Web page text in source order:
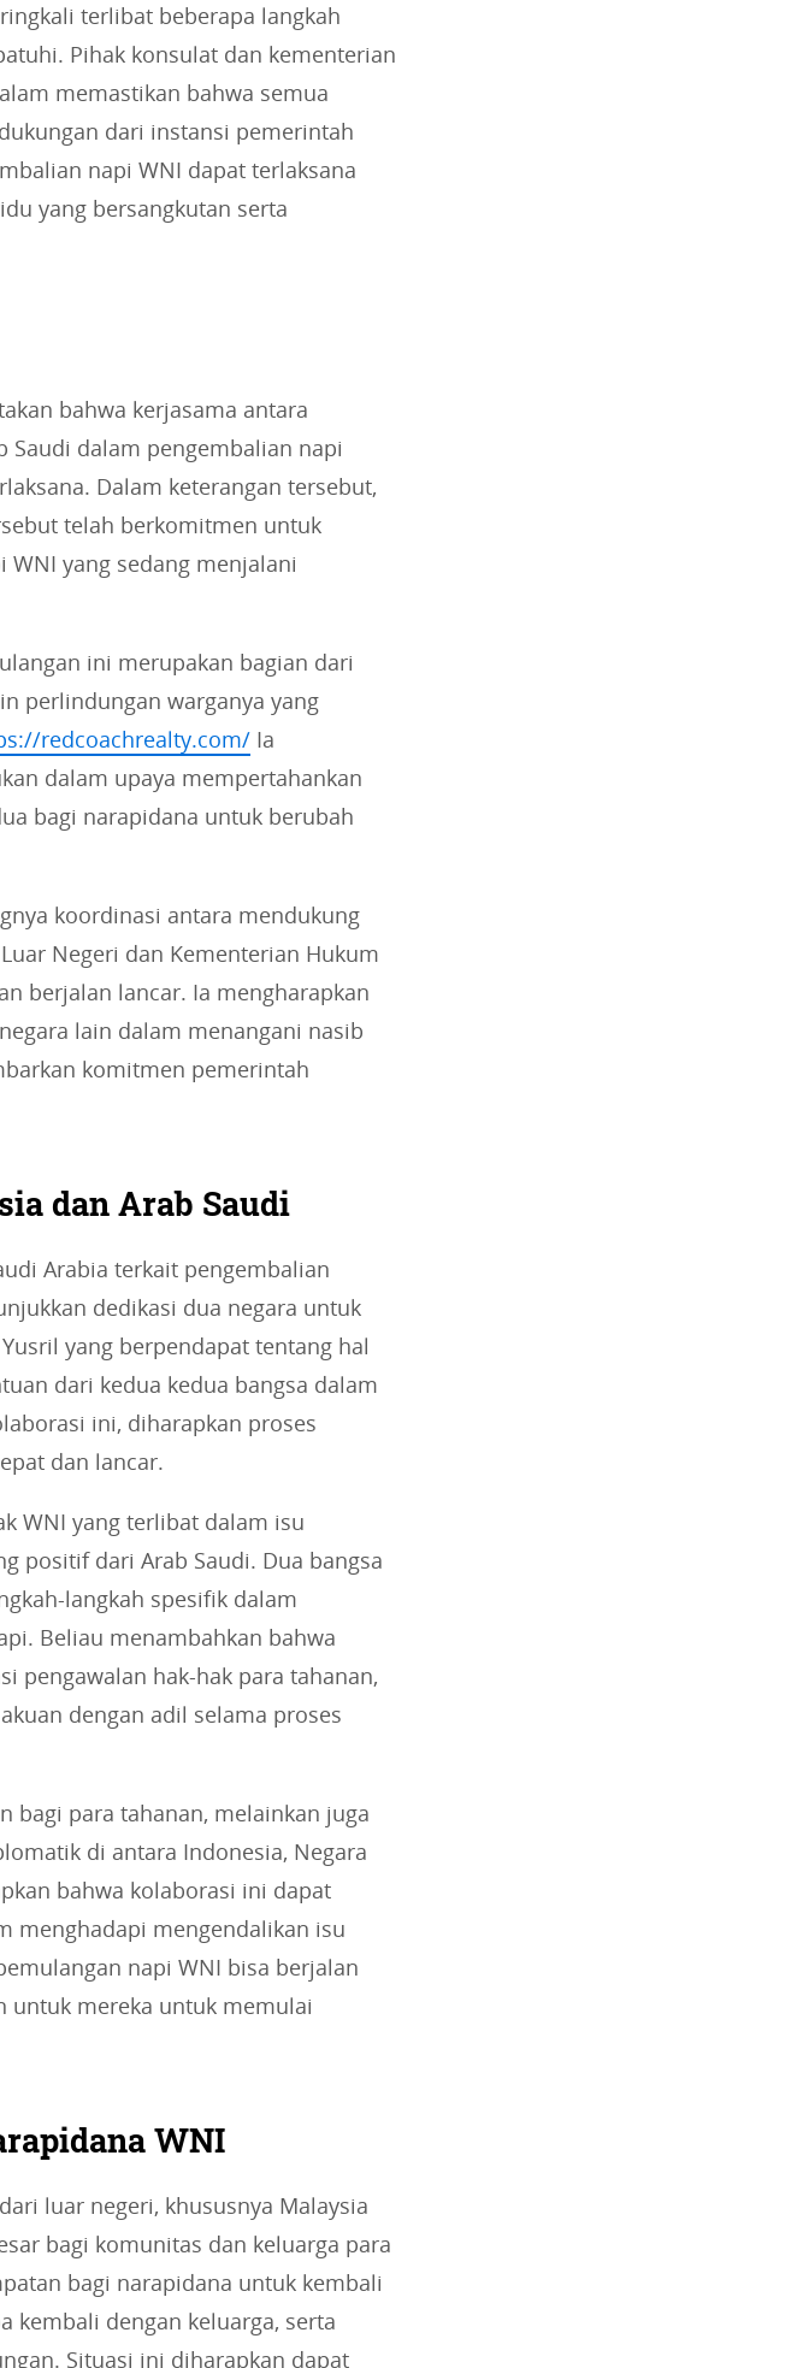
terlibat beberapa langkah
Pihak konsulat dan kementerian
memastikan bahwa semua
dari instansi pemerintah
napi WNI dapat terlaksana
yang bersangkutan serta
bahwa kerjasama antara
Saudi dalam pengembalian napi
Dalam keterangan tersebut,
telah berkomitmen untuk
yang sedang menjalani
ini merupakan bagian dari
perlindungan warganya yang
redcoachrealty.com/ Ia
dalam upaya mempertahankan
bagi narapidana untuk berubah
koordinasi antara mendukung
Negeri dan Kementerian Hukum
berjalan lancar. Ia mengharapkan
lain dalam menangani nasib
komitmen pemerintah
dan Arab Saudi
Arabia terkait pengembalian
dedikasi dua negara untuk
yang berpendapat tentang hal
dari kedua kedua bangsa dalam
ini, diharapkan proses
dan lancar.
WNI yang terlibat dalam isu
positif dari Arab Saudi. Dua bangsa
langkah spesifik dalam
Beliau menambahkan bahwa
pengawalan hak-hak para tahanan,
dengan adil selama proses
bagi para tahanan, melainkan juga
di antara Indonesia, Negara
bahwa kolaborasi ini dapat
menghadapi mengendalikan isu
napi WNI bisa berjalan
untuk mereka untuk memulai
WNI
luar negeri, khususnya Malaysia
bagi komunitas dan keluarga para
bagi narapidana untuk kembali
kembali dengan keluarga, serta
Situasi ini diharapkan dapat